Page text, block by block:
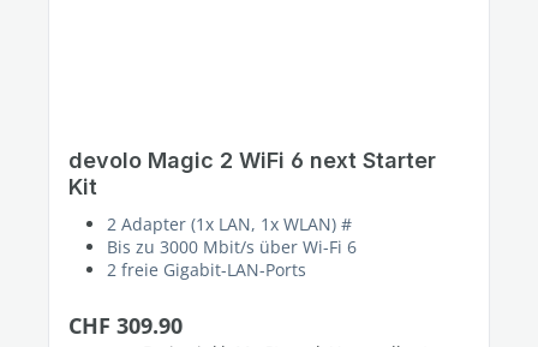
devolo Magic 2 WiFi 6 next Starter
Kit
2 Adapter (1x LAN, 1x WLAN) #
Bis zu 3000 Mbit/s über Wi-Fi 6
2 freie Gigabit-LAN-Ports
Regulärer Preis:
CHF 309.90